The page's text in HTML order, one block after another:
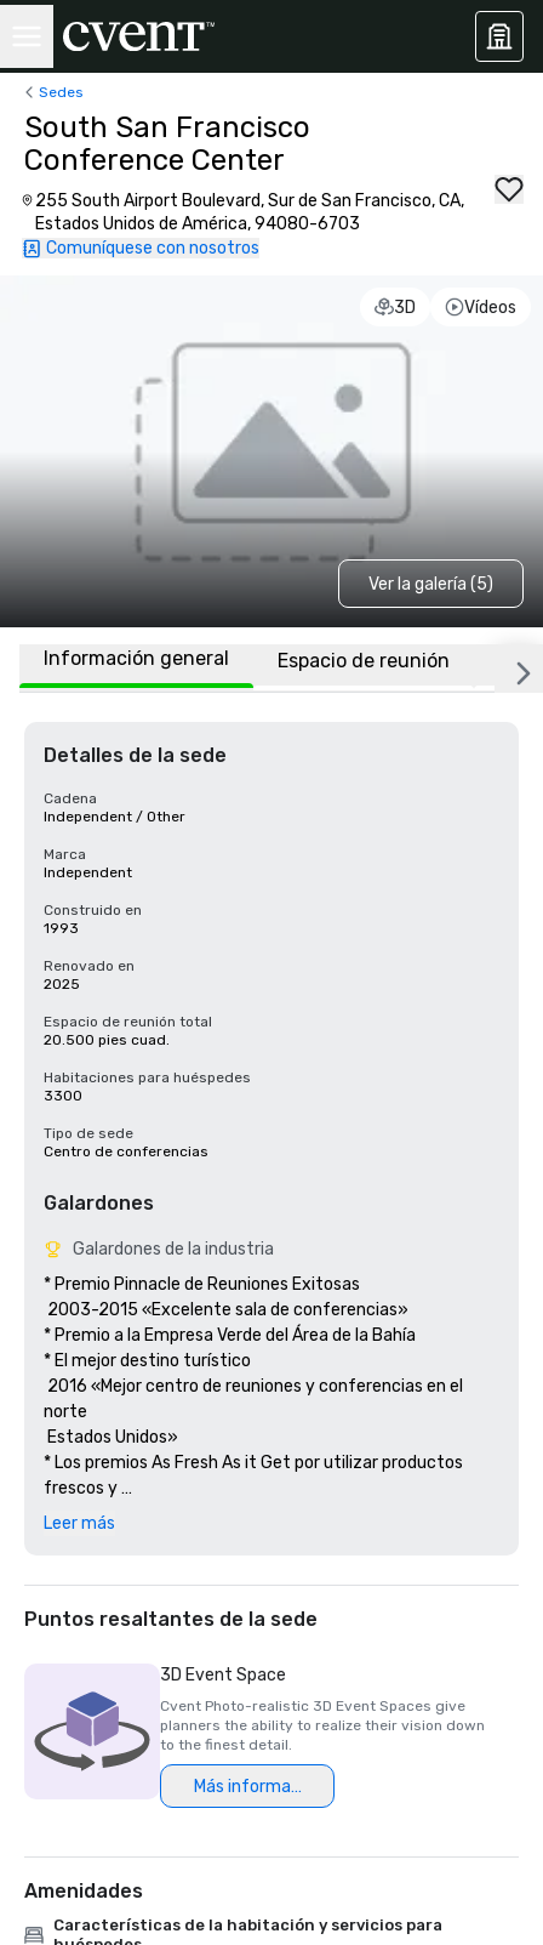
Sedes
South San Francisco
Conference Center
255 South Airport Boulevard, Sur de San Francisco, CA,
Estados Unidos de América, 94080-6703
Comuníquese con nosotros
3D Vídeos
Ver la galería (5)
Información general Espacio de reunión
Detalles de la sede
Cadena
Independent / Other
Marca
Independent
Construido en
1993
Renovado en
2025
Espacio de reunión total
20.500 pies cuad.
Habitaciones para huéspedes
3300
Tipo de sede
Centro de conferencias
Galardones
Galardones de la industria
* Premio Pinnacle de Reuniones Exitosas
2003-2015 «Excelente sala de conferencias»
* Premio a la Empresa Verde del Área de la Bahía
* El mejor destino turístico
2016 «Mejor centro de reuniones y conferencias en el
norte
Estados Unidos»
* Los premios As Fresh As it Get por utilizar productos
frescos y
productos sostenibles.
Leer más
Puntos resaltantes de la sede
3D Event Space
Cvent Photo-realistic 3D Event Spaces give
planners the ability to realize their vision down
to the finest detail.
Más información
Amenidades
Características de la habitación y servicios para